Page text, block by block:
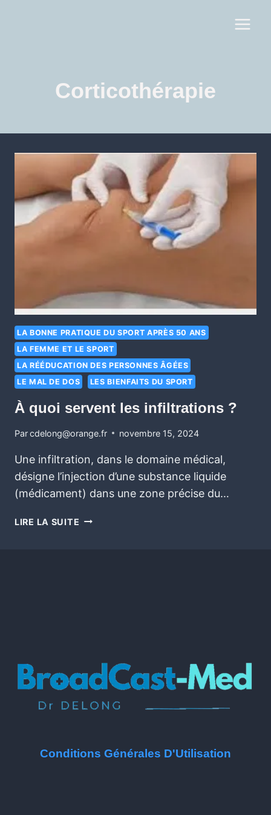
Corticothérapie
LA BONNE PRATIQUE DU SPORT APRÈS 50 ANS
LA FEMME ET LE SPORT
LA RÉÉDUCATION DES PERSONNES ÂGÉES
LE MAL DE DOS
LES BIENFAITS DU SPORT
À quoi servent les infiltrations ?
Parcdelong@orange.fr novembre 15, 2024
Une infiltration, dans le domaine médical,
désigne l’injection d’une substance liquide
(médicament) dans une zone précise du…
LIRE LA SUITE
Conditions Générales D'Utilisation